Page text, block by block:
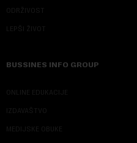
ODRŽIVOST
LEPŠI ŽIVOT
BUSSINES INFO GROUP
ONLINE EDUKACIJE
IZDAVAŠTVO
MEDIJSKE OBUKE